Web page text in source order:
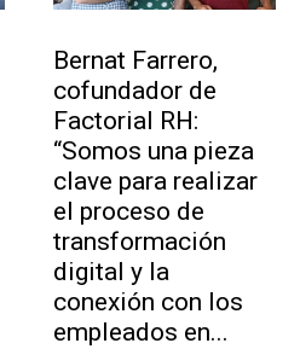
Bernat Farrero,
cofundador de
Factorial RH:
“Somos una pieza
clave para realizar
el proceso de
transformación
digital y la
conexión con los
empleados en...